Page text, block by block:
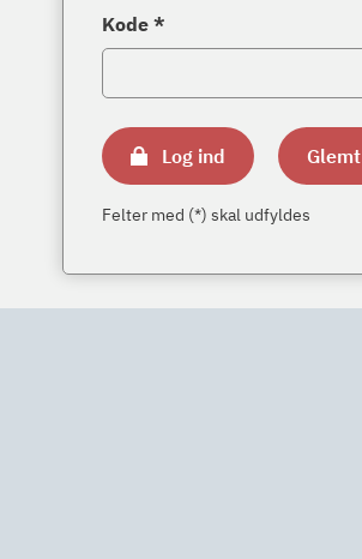
Kode *
Log ind
Felter med (*) skal udfyldes